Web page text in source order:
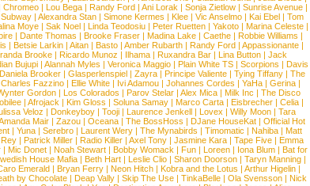
Chromeo | Lou Bega | Randy Ford | Ani Lorak | Sonja Zietlow | Sunrise Avenue |
Subway| Alexandra Stan| Simone Kermes | Klee| Vic Anselmo| Kai Ebel| Tom
Moye| Sak Noel| Linda Teodosiu| Peter Ruetten| Yakoto| Marina Celeste|
| Dante Thomas | Brooke Fraser| Madina Lake| Caethe| Robbie Williams |
| Betsie Larkin| Aitan| Basto| Amber Rubarth| Randy Ford| Appassionante|
Brooke| Ricardo Munoz | Ilhama| Ruxandra Bar| Lina Button| Jack
Bujupi| Alannah Myles | Veronica Maggio| Plain White TS| Scorpions | Davis
Daniela Brooker | Glasperlenspiel | Zayra | Principe Valiente | Tying Tiffany | The
Charles Fazzino | Ellie White | Ivi Adamou | Johannes Cordes | YaHa | Gerina |
Gordon | Los Colorados | Parov Stelar | Alex Mica | Milk Inc | The Disco
| Afrojack | Kim Gloss | Soluna Samay | Marco Carta | Eisbrecher | Celia |
Veloz | Donkeyboy| Tooji| Laurence Jenkell| Lovex | Willy Moon| Tara
Mair| Zazou| Oceana| The BossHoss | DJane HouseKat| Official Hot
| Yuna | Serebro | Laurent Wery | The Mynabirds | Timomatic | Nahiba | Matt
| Patrick Miller | Radio Killer | Axel Tony | Jasmine Kara | Tape Five | Emma
| Mic Donet| Noah Stewart| Bobby Womack | Fun| Loreen| Iona Blum| Bat for
House Mafia| Beth Hart| Leslie Clio| Sharon Doorson| Taryn Manning|
Emerald | Bryan Ferry | Neon Hitch | Kobra and the Lotus | Arthur Higelin |
by Chocolate | Deap Vally | Skip The Use | TinkaBelle | Ola Svensson | Nick